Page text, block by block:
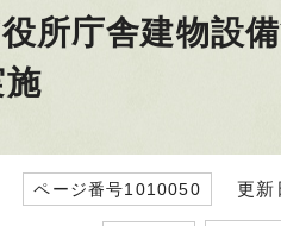
所庁舎建物設
ページ番号1010050 更新